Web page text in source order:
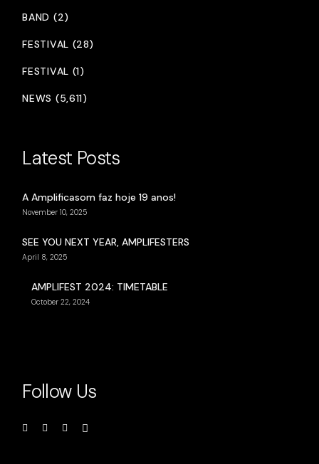
BAND (2)
FESTIVAL (28)
FESTIVAL (1)
NEWS (5,611)
Latest Posts
A Amplificasom faz hoje 19 anos!
November 10, 2025
SEE YOU NEXT YEAR, AMPLIFESTERS
April 8, 2025
AMPLIFEST 2024: TIMETABLE
October 22, 2024
Follow Us